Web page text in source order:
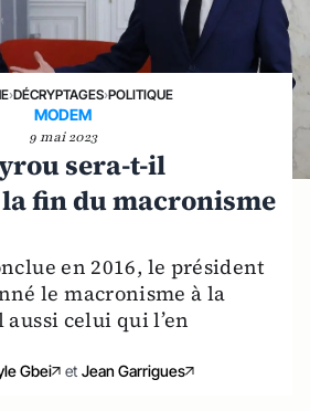
›DÉCRYPTAGES›POLITIQUE
MODEM
9 mai 2023
sera-t-il
la fin du macronisme
en 2016, le président
le macronisme à la
celui qui l’en
Gbei et Jean Garrigues